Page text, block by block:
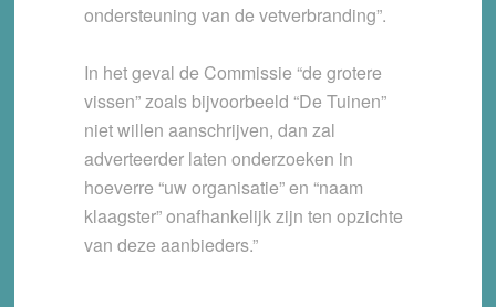
ondersteuning van de vetverbranding”.
In het geval de Commissie “de grotere
vissen” zoals bijvoorbeeld “De Tuinen”
niet willen aanschrijven, dan zal
adverteerder laten onderzoeken in
hoeverre “uw organisatie” en “naam
klaagster” onafhankelijk zijn ten opzichte
van deze aanbieders.”